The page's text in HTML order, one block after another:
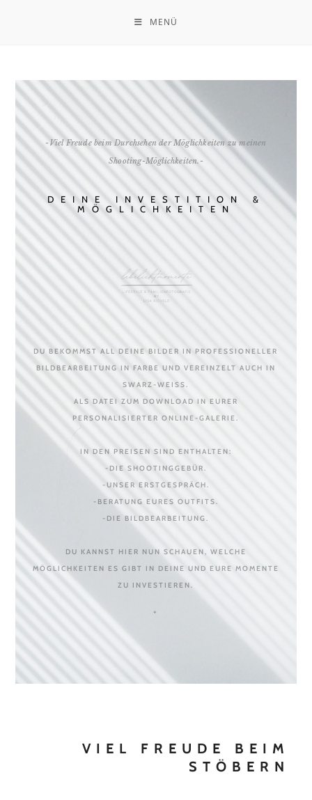
MENÜ
-Viel Freude beim Durchsehen der Möglichkeiten zu meinen
Shooting-Möglichkeiten.-
DEINE INVESTITION &
MÖGLICHKEITEN
DU BEKOMMST ALL DEINE BILDER IN PROFESSIONELLER
BILDBEARBEITUNG IN FARBE UND VEREINZELT AUCH IN
SWARZ-WEISS.
ALS DATEI ZUM DOWNLOAD IN EURER
PERSONALISIERTER ONLINE-GALERIE.
IN DEN PREISEN SIND ENTHALTEN:
-DIE SHOOTINGGEBÜR.
-UNSER ERSTGESPRÄCH.
-BERATUNG EURES OUTFITS.
-DIE BILDBEARBEITUNG.
DU KANNST HIER NUN SCHAUEN, WELCHE
MÖGLICHKEITEN ES GIBT IN DEINE UND EURE MOMENTE
ZU INVESTIEREN.
+
VIEL FREUDE BEIM
STÖBERN